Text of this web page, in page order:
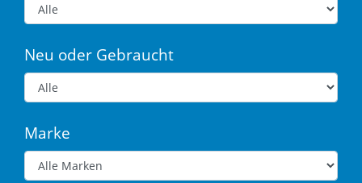
Neu oder Gebraucht
Marke